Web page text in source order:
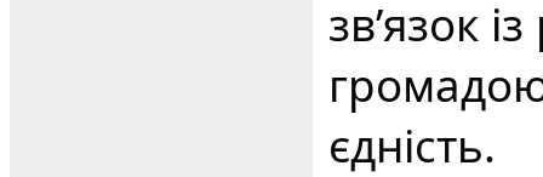
зв’язок
єдність.